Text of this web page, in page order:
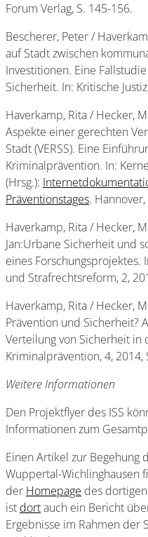
Forum Verlag, S. 145-156.
Bescherer, Peter /
auf Stadt zwischen
Investitionen. Eine
Sicherheit. In: Kritische
Haverkamp, Rita / Hecker,
Aspekte einer gerechten
Stadt (VERSS). Eine
Kriminalprävention. In:
(Hrsg.):
Präventionstages.
Haverkamp, Rita / Hecker,
Jan:Urbane Sicherheit und
eines
und Strafrechtsreform, 2,
Haverkamp, Rita / Hecker,
Prävention und Sicherheit?
Verteilung von Sicherheit in
Kriminalprävention, 4, 2014,
Weitere Informationen
Den Projektflyer des ISS
Informationen zum
Einen Artikel zur Begehung
Wuppertal-Wichlinghausen
der Homepage des
ist dortauch ein Bericht
Ergebnisse im Rahmen der